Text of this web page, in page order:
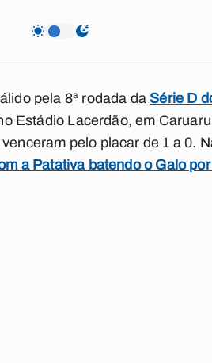
pela 8ª rodada da Série D
Estádio Lacerdão, em
pelo placar de 1 a 0.
a Patativa batendo o Galo